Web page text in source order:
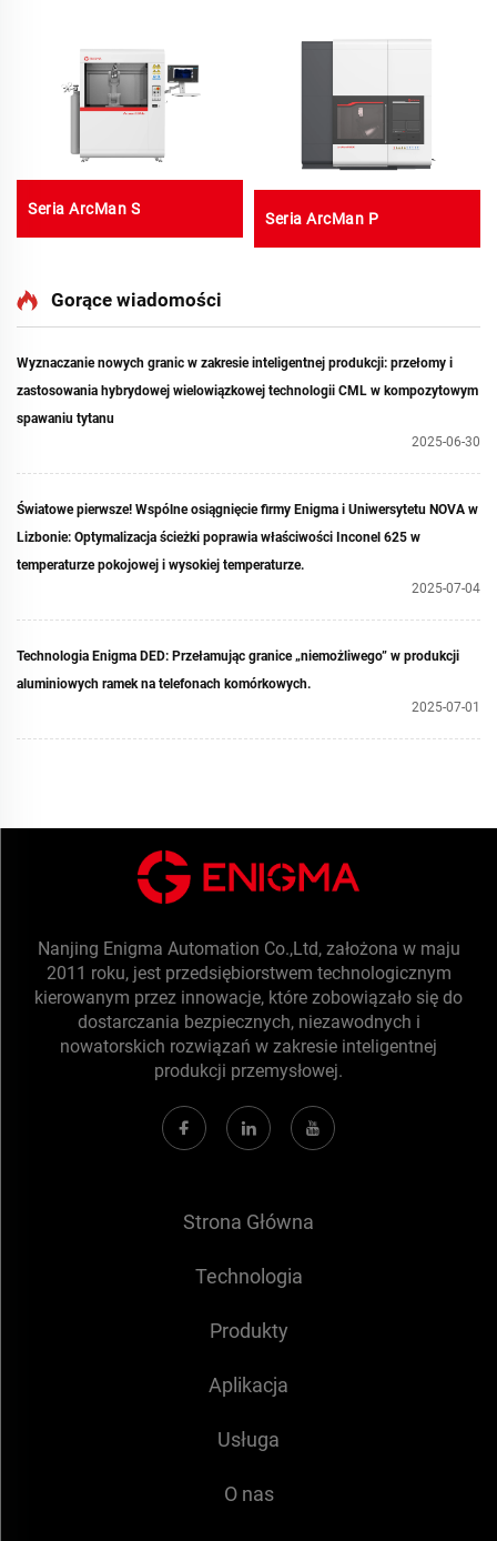
Seria ArcMan S
Seria ArcMan P
Gorące wiadomości
Wyznaczanie nowych granic w zakresie inteligentnej produkcji: przełomy i
zastosowania hybrydowej wielowiązkowej technologii CML w kompozytowym
spawaniu tytanu
2025-06-30
Światowe pierwsze! Wspólne osiągnięcie firmy Enigma i Uniwersytetu NOVA w
Lizbonie: Optymalizacja ścieżki poprawia właściwości Inconel 625 w
temperaturze pokojowej i wysokiej temperaturze.
2025-07-04
Technologia Enigma DED: Przełamując granice „niemożliwego” w produkcji
aluminiowych ramek na telefonach komórkowych.
2025-07-01
Nanjing Enigma Automation Co.,Ltd, założona w maju
2011 roku, jest przedsiębiorstwem technologicznym
kierowanym przez innowacje, które zobowiązało się do
dostarczania bezpiecznych, niezawodnych i
nowatorskich rozwiązań w zakresie inteligentnej
produkcji przemysłowej.
Strona Główna
Technologia
Produkty
Aplikacja
Usługa
O nas